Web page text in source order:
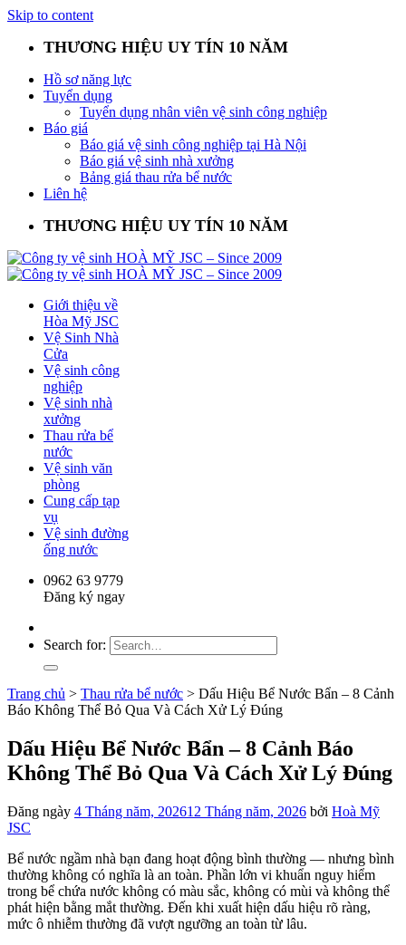
Skip to content
THƯƠNG HIỆU UY TÍN 10 NĂM
Hồ sơ năng lực
Tuyển dụng
Tuyển dụng nhân viên vệ sinh công nghiệp
Báo giá
Báo giá vệ sinh công nghiệp tại Hà Nội
Báo giá vệ sinh nhà xưởng
Bảng giá thau rửa bể nước
Liên hệ
THƯƠNG HIỆU UY TÍN 10 NĂM
Giới thiệu về
Hòa Mỹ JSC
Vệ Sinh Nhà
Cửa
Vệ sinh công
nghiệp
Vệ sinh nhà
xưởng
Thau rửa bể
nước
Vệ sinh văn
phòng
Cung cấp tạp
vụ
Vệ sinh đường
ống nước
0962 63 9779
Đăng ký ngay
Search for:
Trang chủ > Thau rửa bể nước > Dấu Hiệu Bể Nước Bẩn – 8 Cảnh
Báo Không Thể Bỏ Qua Và Cách Xử Lý Đúng
Dấu Hiệu Bể Nước Bẩn – 8 Cảnh Báo
Không Thể Bỏ Qua Và Cách Xử Lý Đúng
Đăng ngày 4 Tháng năm, 202612 Tháng năm, 2026 bởi Hoà Mỹ
JSC
Bể nước ngầm nhà bạn đang hoạt động bình thường — nhưng bình
thường không có nghĩa là an toàn. Phần lớn vi khuẩn nguy hiểm
trong bể chứa nước không có màu sắc, không có mùi và không thể
phát hiện bằng mắt thường. Đến khi xuất hiện dấu hiệu rõ ràng,
mức ô nhiễm thường đã vượt ngưỡng an toàn từ lâu.